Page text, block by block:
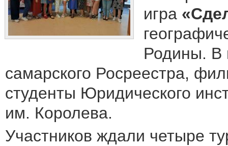
игра
Родины. В
самарского Росреестра,
студенты Юридического
им. Королева.
Участников ждали четыре